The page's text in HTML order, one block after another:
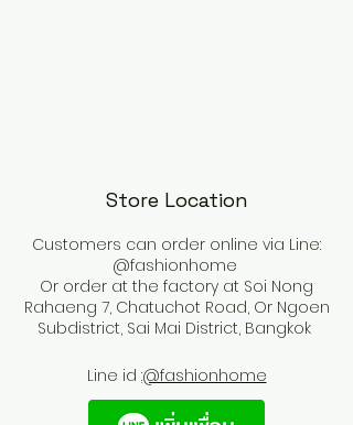
Store Location
Customers can order online via Line:
@fashionhome
Or order at the factory at Soi Nong
Rahaeng 7, Chatuchot Road, Or Ngoen
Subdistrict, Sai Mai District, Bangkok
Line id :@fashionhome